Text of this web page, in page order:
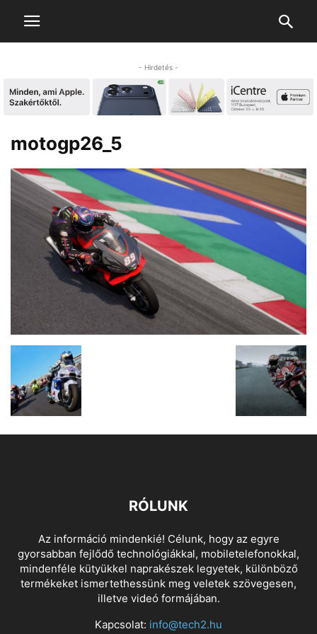
- Hirdetés -
motogp26_5
RÓLUNK
Az információ mindenkié! Célunk, hogy az egyre
gyorsabban fejlődő technológiákkal, mobiletelefonokkal,
mindenféle kütyükkel naprakészek legyetek, különböző
termékeket ismertethessünk meg veletek szövegesen,
illetve videó formájában.
Kapcsolat: info@tech2.hu